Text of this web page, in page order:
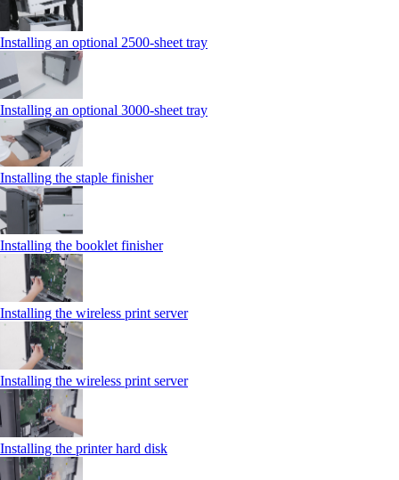
Installing an optional 2500-sheet tray
Installing an optional 3000-sheet tray
Installing the staple finisher
Installing the booklet finisher
Installing the wireless print server
Installing the wireless print server
Installing the printer hard disk